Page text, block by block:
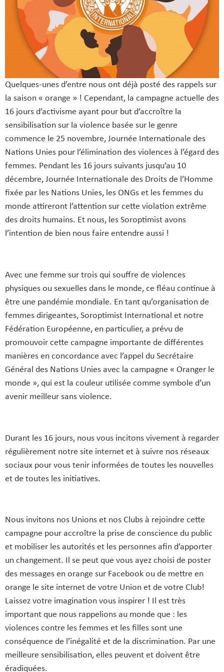
Quelques-unes d’entre nous ont déjà posté des rappels sur
la saison « orange » ! Cependant, la campagne actuelle des
16 jours d’activisme ayant pour but d’accroître la
sensibilisation sur la violence basée sur le genre
commence le 25 novembre, Journée Internationale des
Nations Unies pour l’élimination des violences à l’égard des
femmes. Pendant les 16 jours suivants jusqu’au 10
décembre, Journée Internationale des Droits de l’Homme
fixée par les Nations Unies, les ONGs et les femmes du
monde attireront l’attention sur cette violation extrême
des droits humains. Et nous, les Soroptimist avons
l’intention de bien nous faire entendre aussi !
Avec une femme sur trois qui souffre de violences
physiques ou sexuelles dans le monde, ce fléau continue à
être une pandémie mondiale. En tant qu’organisation de
femmes dirigeantes, Soroptimist International et notre
Fédération Européenne, en particulier, a prévu de
promouvoir cette campagne importante de différentes
manières en concordance avec l’appel du Secrétaire
Général des Nations Unies avec la campagne « Oranger le
monde », qui est la couleur utilisée comme symbole d’un
avenir meilleur sans violence.
Durant les 16 jours, nous vous incitons vivement à regarder
régulièrement notre site internet et à suivre nos réseaux
sociaux pour vous tenir informées de toutes les nouvelles
et de toutes les initiatives.
Nous invitons nos Unions et nos Clubs à rejoindre cette
campagne pour accroître la prise de conscience du public
et mobiliser les autorités et les personnes afin d’apporter
un changement. Il se peut que vous ayez choisi de poster
des messages en orange sur Facebook ou de mettre en
orange le site internet de votre Union et de votre Club!
Laissez votre imagination vous inspirer ! Il est très
important que nous rappelions au monde que : les
violences contre les femmes et les filles sont une
conséquence de l’inégalité et de la discrimination. Par une
meilleure sensibilisation, elles peuvent et doivent être
éradiquées.